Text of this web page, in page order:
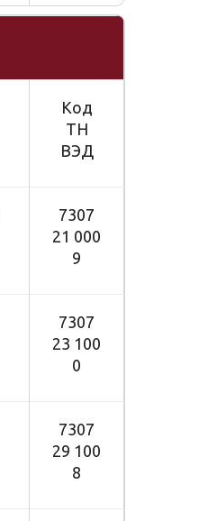
Код
ТН
ВЭД
7307
21 000
9
7307
23 100
0
7307
29 100
8